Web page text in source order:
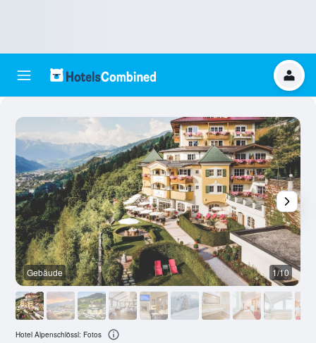
Gebäude 1/10
Hotel Alpenschlössl: Fotos